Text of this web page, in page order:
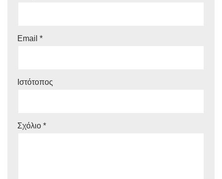
Email *
Ιστότοπος
Σχόλιο *